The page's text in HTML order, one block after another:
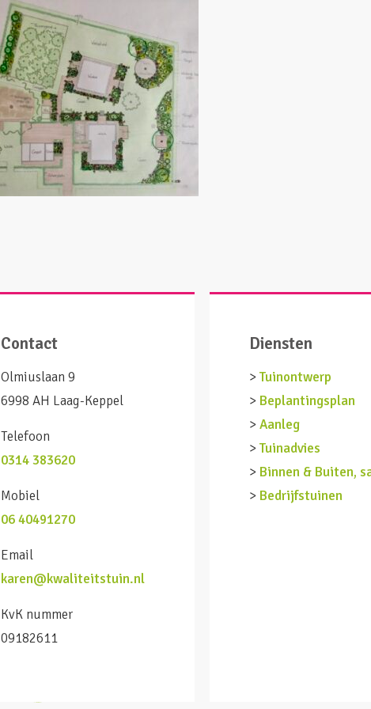
Contact
Olmiuslaan 9
6998 AH Laag-Keppel
Telefoon
0314 383620
Mobiel
06 40491270
Email
karen@kwaliteitstuin.nl
KvK nummer
09182611
Diensten
>Tuinontwerp
> Beplantingsplan
>Aanleg
>Tuinadvies
> Binnen & Buiten,
> Bedrijfstuinen